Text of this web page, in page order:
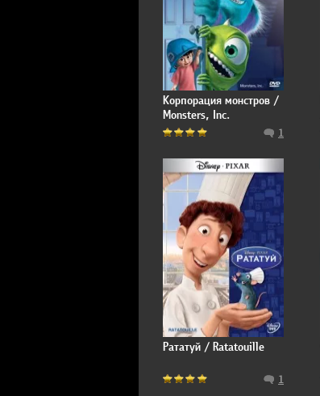
Корпорация монстров /
Monsters, Inc.
1
Рататуй / Ratatouille
1